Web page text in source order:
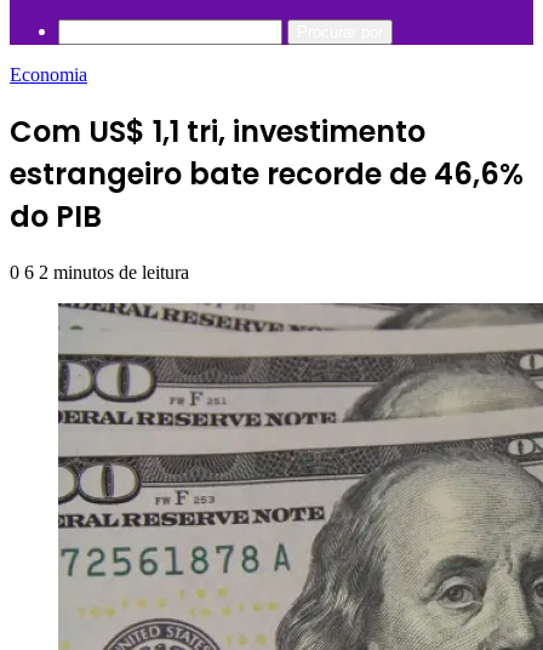
Economia
Com US$ 1,1 tri, investimento
estrangeiro bate recorde de 46,6%
do PIB
0 6 2 minutos de leitura